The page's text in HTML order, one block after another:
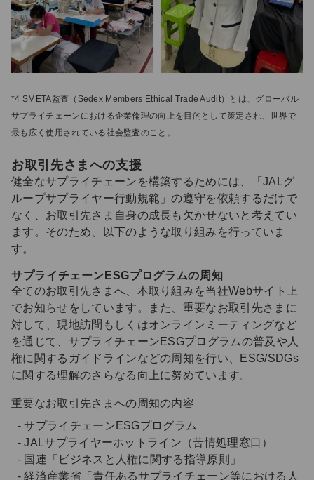
*4 SMETA監査（Sedex Members Ethical Trade Audit）とは、グローバル
サプライチェーンにおける企業倫理の向上を目的として策定され、世界で
最も広く使用されている社会監査のこと。
お取引先さまへの支援
健全なサプライチェーンを構築するためには、「JALグ
ループサプライヤー行動規範」の遵守を依頼するだけで
なく、お取引先さま自身の成長も欠かせないと考えてい
ます。そのため、以下のような取り組みを行っていま
す。
サプライチェーンESGプログラムの周知
全てのお取引先さまへ、本取り組みを当社Webサイト上
でお知らせをしています。また、重要なお取引先さまに
対して、現地訪問もしくはオンラインミーティングなど
を通じて、サプライチェーンESGプログラムの普及や人
権に関するガイドラインなどの周知を行い、ESG/SDGs
に関する理解のさらなる向上に努めています。
重要なお取引先さまへの周知の内容
- サプライチェーンESGプログラム
- JALサプライヤーホットライン（苦情処理窓口）
- 国連「ビジネスと人権に関する指導原則」
- 経済産業省「責任あるサプライチェーン等における人